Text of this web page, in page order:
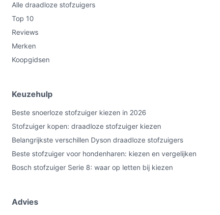
Alle draadloze stofzuigers
Top 10
Reviews
Merken
Koopgidsen
Keuzehulp
Beste snoerloze stofzuiger kiezen in 2026
Stofzuiger kopen: draadloze stofzuiger kiezen
Belangrijkste verschillen Dyson draadloze stofzuigers
Beste stofzuiger voor hondenharen: kiezen en vergelijken
Bosch stofzuiger Serie 8: waar op letten bij kiezen
Advies